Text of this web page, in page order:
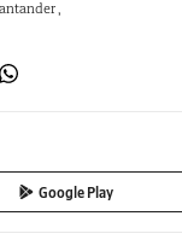
,
Google Play